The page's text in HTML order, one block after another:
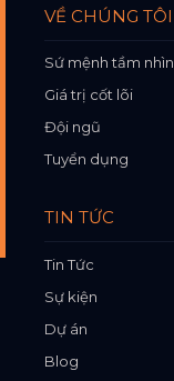
VỀ CHÚNG TÔI
Sứ mệnh tầm nhìn
Giá trị cốt lõi
Đội ngũ
Tuyển dụng
TIN TỨC
Tin Tức
Sự kiện
Dự án
Blog